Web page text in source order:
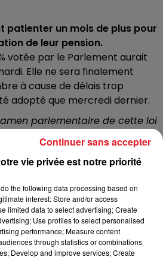
patienter un mois de plus pour
de leur pension.
votée par le Parlement aurait
Elle ne sera finalement
à cause de délais trop
adopté que mercredi dernier.
parlementaire de cette loi
retraite de déployer
le paiement de la retraite de
indique la caisse nationale
sera rétroactive pour
représente un gain de 45
pension de retraite de base
vie privée est notre priorité
do the following data processing based on
interest: Store and/or access
limited data to select advertising; Create
Use profiles to select personalised
performance; Measure content
through statistics or combinations
Develop and improve services; Create
Continuer sans accepter